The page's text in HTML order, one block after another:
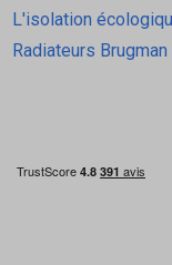
L'isolation
Radiateurs Brugman